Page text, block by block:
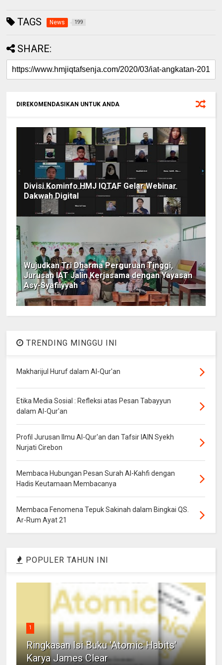
TAGS News 199
SHARE:
DIREKOMENDASIKAN UNTUK ANDA
Divisi Kominfo HMJ IQTAF Gelar Webinar
Dakwah Digital
Wujudkan Tri Dharma Perguruan Tinggi,
Jurusan IAT Jalin Kerjasama dengan Yayasan
Asy-Syafiiyyah
TRENDING MINGGU INI
Makharijul Huruf dalam Al-Qur'an
Etika Media Sosial : Refleksi atas Pesan Tabayyun
dalam Al-Qur'an
Profil Jurusan Ilmu Al-Qur'an dan Tafsir IAIN Syekh
Nurjati Cirebon
Membaca Hubungan Pesan Surah Al-Kahfi dengan
Hadis Keutamaan Membacanya
Membaca Fenomena Tepuk Sakinah dalam Bingkai QS.
Ar-Rum Ayat 21
POPULER TAHUN INI
1
Ringkasan Isi Buku 'Atomic Habits'
Karya James Clear